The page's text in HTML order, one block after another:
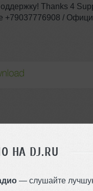
НА DJ.RU
— слушайте
Thanks 4
+79037776908 /